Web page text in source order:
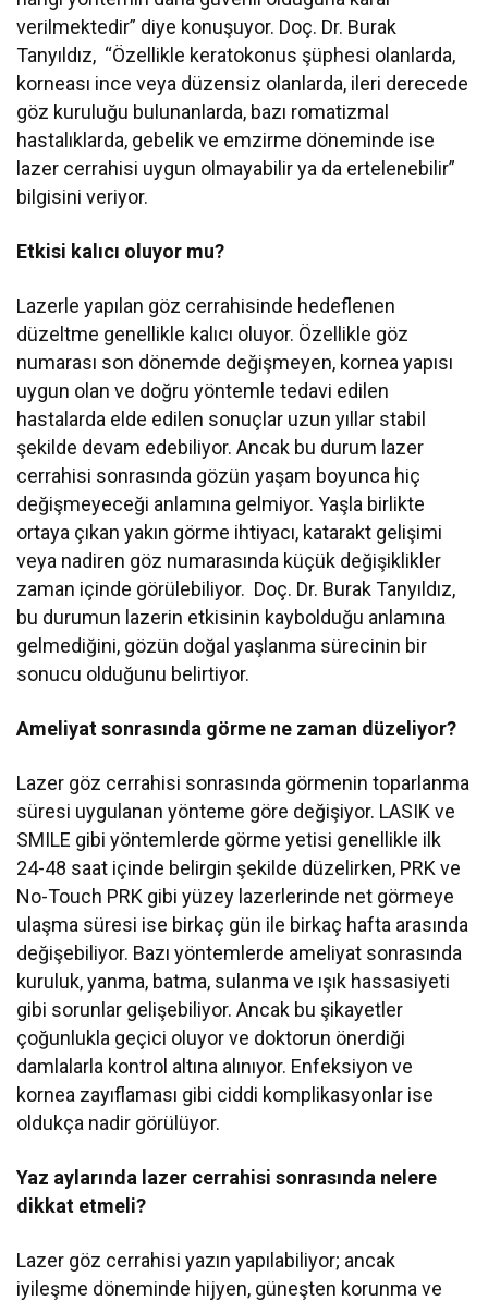
verilmektedir” diye konuşuyor. Doç. Dr. Burak
Tanyıldız, “Özellikle keratokonus şüphesi olanlarda,
korneası ince veya düzensiz olanlarda, ileri derecede
göz kuruluğu bulunanlarda, bazı romatizmal
hastalıklarda, gebelik ve emzirme döneminde ise
lazer cerrahisi uygun olmayabilir ya da ertelenebilir”
bilgisini veriyor.
Etkisi kalıcı oluyor mu?
Lazerle yapılan göz cerrahisinde hedeflenen
düzeltme genellikle kalıcı oluyor. Özellikle göz
numarası son dönemde değişmeyen, kornea yapısı
uygun olan ve doğru yöntemle tedavi edilen
hastalarda elde edilen sonuçlar uzun yıllar stabil
şekilde devam edebiliyor. Ancak bu durum lazer
cerrahisi sonrasında gözün yaşam boyunca hiç
değişmeyeceği anlamına gelmiyor. Yaşla birlikte
ortaya çıkan yakın görme ihtiyacı, katarakt gelişimi
veya nadiren göz numarasında küçük değişiklikler
zaman içinde görülebiliyor. Doç. Dr. Burak Tanyıldız,
bu durumun lazerin etkisinin kaybolduğu anlamına
gelmediğini, gözün doğal yaşlanma sürecinin bir
sonucu olduğunu belirtiyor.
Ameliyat sonrasında görme ne zaman düzeliyor?
Lazer göz cerrahisi sonrasında görmenin toparlanma
süresi uygulanan yönteme göre değişiyor. LASIK ve
SMILE gibi yöntemlerde görme yetisi genellikle ilk
24-48 saat içinde belirgin şekilde düzelirken, PRK ve
No-Touch PRK gibi yüzey lazerlerinde net görmeye
ulaşma süresi ise birkaç gün ile birkaç hafta arasında
değişebiliyor. Bazı yöntemlerde ameliyat sonrasında
kuruluk, yanma, batma, sulanma ve ışık hassasiyeti
gibi sorunlar gelişebiliyor. Ancak bu şikayetler
çoğunlukla geçici oluyor ve doktorun önerdiği
damlalarla kontrol altına alınıyor. Enfeksiyon ve
kornea zayıflaması gibi ciddi komplikasyonlar ise
oldukça nadir görülüyor.
Yaz aylarında lazer cerrahisi sonrasında nelere
dikkat etmeli?
Lazer göz cerrahisi yazın yapılabiliyor; ancak
iyileşme döneminde hijyen, güneşten korunma ve